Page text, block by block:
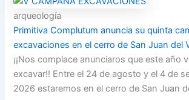
arqueología
Primitiva Complutum anuncia su quinta
excavaciones en el cerro de San Juan del
¡¡Nos complace anunciaros que este año
excavar!! Entre el 24 de agosto y el 4 de
2026 estaremos en el cerro de San Juan